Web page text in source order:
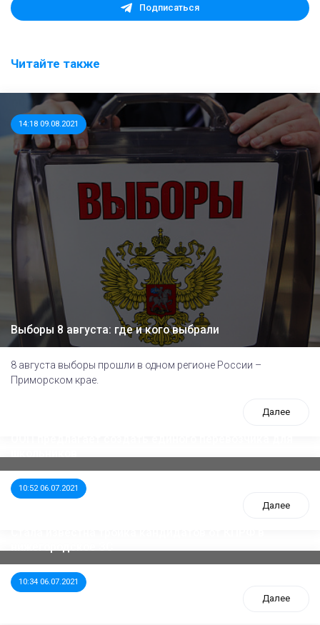
Подписаться
Читайте также
14:18 09.08.2021
Выборы 8 августа: где и кого выбрали
8 августа выборы прошли в одном регионе России –
Приморском крае.
Далее
10:52 06.07.2021
Далее
10:34 06.07.2021
Далее